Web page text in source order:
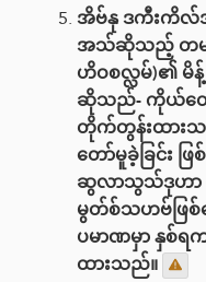
အိဗ်နု ဒကီးကိ
အသ်ဆိုသည့် တမ
ဟိဝစလ္လမ်)၏
ဆိုသည်- ကိုယ်တ
တိုက်တွန်းထားသ
တော်မူခဲ့ခြင်း
ဆွလာသွသ်ဒုဟာ (
မွတ်စ်သဟဗ်ဖြစ်
ပမာဏမှာ နှစ်ရ
ထားသည်။